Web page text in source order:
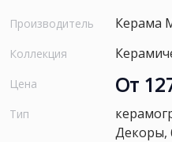
Производитель Керама
Коллекция
Цена От
Тип
Декоры,